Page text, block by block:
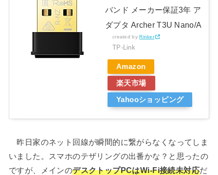
バンド メーカー保証3年 ア
ダプタ Archer T3U Nano/A
created byRinker
TP-Link
Amazon
楽天市場
Yahooショッピング
昨日家のネット回線が瞬間的に繋がらなくなってしま
いました。スマホのテザリングの出番かな？と思ったの
ですが、メインのデスクトップPCはWi-Fi接続未対応だ